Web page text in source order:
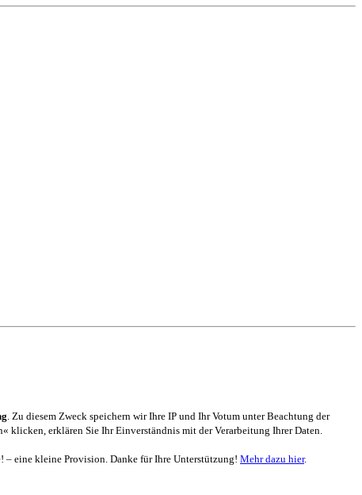
. Zu diesem Zweck speichern wir Ihre IP und Ihr Votum unter Beachtung der
klicken, erklären Sie Ihr Einverständnis mit der Verarbeitung Ihrer Daten.
– eine kleine Provision. Danke für Ihre Unterstützung! Mehr dazu hier.